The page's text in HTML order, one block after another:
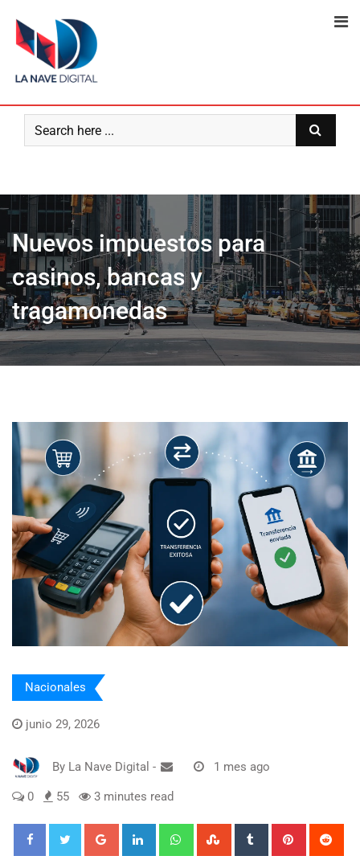
content
Nuevos impuestos para
casinos, bancas y
tragamonedas
Nacionales
junio 29, 2026
By La Nave Digital - 1 mes ago
0 55 3 minutes read
Google+ LinkedIn WhatsappStumbleUpon
Tumblr Pinterest